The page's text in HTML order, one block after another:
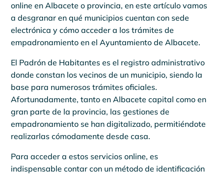
online en Albacete o provincia, en este artículo vamos
a desgranar en qué municipios cuentan con sede
electrónica y cómo acceder a los trámites de
empadronamiento en el Ayuntamiento de Albacete.
El Padrón de Habitantes es el registro administrativo
donde constan los vecinos de un municipio, siendo la
base para numerosos trámites oficiales.
Afortunadamente, tanto en Albacete capital como en
gran parte de la provincia, las gestiones de
empadronamiento se han digitalizado, permitiéndote
realizarlas cómodamente desde casa.
Para acceder a estos servicios online, es
indispensable contar con un método de identificación